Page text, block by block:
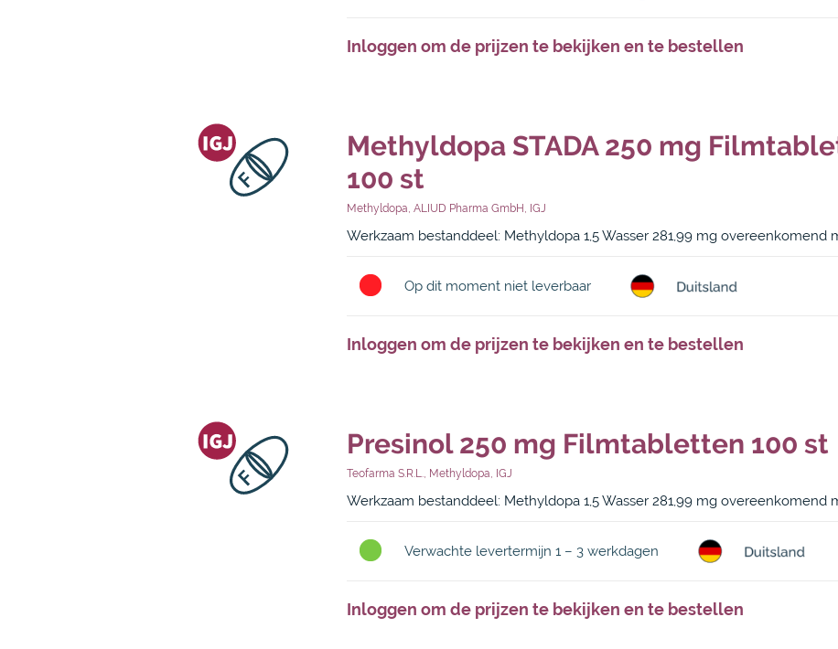
Inloggen om de prijzen te bekijken en te bestellen
Methyldopa STADA 250 mg
100 st
Methyldopa, ALIUD Pharma GmbH , IGJ
Werkzaam bestanddeel: Methyldopa 1,5 Wasser 281,99 mg overeenkomend
Op dit moment niet leverbaar
Inloggen om de prijzen te bekijken en te bestellen
Presinol 250 mg Filmtabletten 100 st
Teofarma S.r.l., Methyldopa, IGJ
Werkzaam bestanddeel: Methyldopa 1,5 Wasser 281,99 mg overeenkomend
Verwachte levertermijn 1 – 3 werkdagen
Inloggen om de prijzen te bekijken en te bestellen